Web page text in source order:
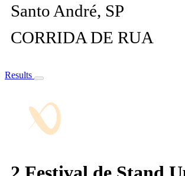
Santo André, SP
CORRIDA DE RUA
Results